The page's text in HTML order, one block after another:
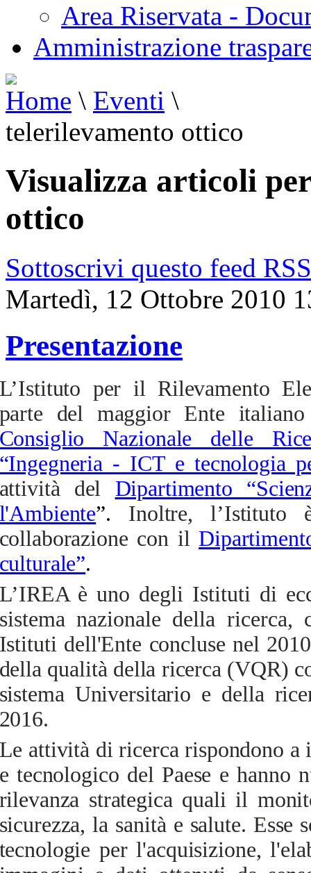
Area Riservata -
Amministrazione
Home \ Eventi \
telerilevamento ottico
Visualizza articoli
ottico
Sottoscrivi questo feed RSS
Martedì, 12 Ottobre 2010
Presentazione
per il Rilevamento
del maggior Ente
Nazionale delle
- ICT e tecnologia
del Dipartimento
”. Inoltre,
con il
.
è uno degli Istituti di
nazionale della ricerca,
dell'Ente concluse nel
qualità della ricerca (VQR)
Universitario e della
attività di ricerca rispondono
tecnologico del Paese e hanno
strategica quali il
la sanità e salute.
per l'acquisizione,